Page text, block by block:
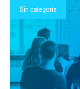
Sin categoría